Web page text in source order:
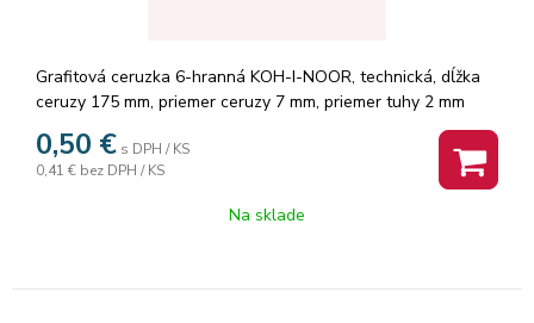
Grafitová ceruzka 6-hranná KOH-I-NOOR, technická, dĺžka
ceruzy 175 mm, priemer ceruzy 7 mm, priemer tuhy 2 mm
0,50 € s DPH / KS
0,41 € bez DPH / KS
Na sklade